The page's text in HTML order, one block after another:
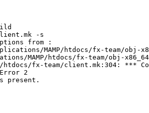
-s
from :
MAMP/htdocs/fx-team/obj-
MAMP/htdocs/fx-team/obj-
htdocs/fx-team/client.mk:304: ***
2
present.